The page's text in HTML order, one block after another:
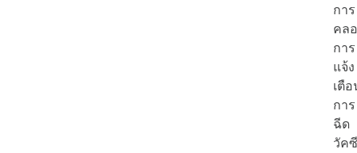
การ
คล
การ
แจ้ง
เตื
การ
ฉีด
วัค